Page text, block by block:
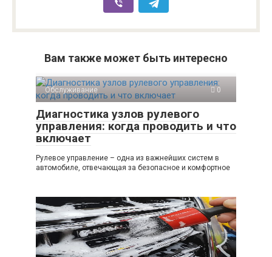
Вам также может быть интересно
Обслуживание 0
Диагностика узлов рулевого
управления: когда проводить и что
включает
Рулевое управление – одна из важнейших систем в
автомобиле, отвечающая за безопасное и комфортное